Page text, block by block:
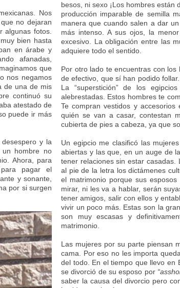
Nos
no dejaran
algunas fotos.
bien hasta
en árabe y
afanadas,
que
nos negamos
de una de mis
continuó su
atestado de
puede ir más
y la
un hombre no
Ahora, para
pagar el
y sonante,
por si surgen
besos, ni sexo ¡Los hombres están
producción imparable de semilla
manera que cuando salen a dar
más intenso. A sus ojos, la
excesivo. La obligación entre las
adquiere todo el sentido.
Por otro lado te encuentras con
de efectivo, que sí han podido
La “superstición” de los
alebrestadas. Estos hombres te
Te compran vestidos y
quién se van a casar, contestan
cubierta de pies a cabeza, ya que
Un egipcio me clasificó las
abiertas y las que, en un auge de
tener relaciones sin estar
al pie de la letra los dictámenes
el matrimonio porque sus
mirar, ni les va a hablar, serán
tener amigos, salir con ellos y
vivir un poco más. Estas son la
son muy escasas y
matrimonio.
Las mujeres por su parte piensan
cama. Por eso no les importa
del todo. En el tiempo que llevo en
se divorció de su esposo por
saber la causa del divorcio pero